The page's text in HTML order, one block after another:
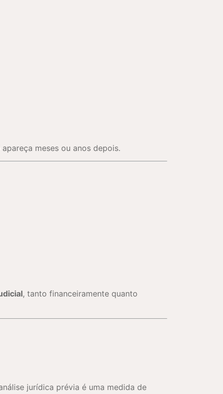
meses ou anos depois.
, tanto financeiramente quanto
jurídica prévia é uma medida de